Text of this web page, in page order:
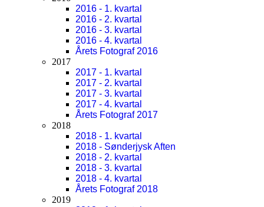
2016 - 1. kvartal
2016 - 2. kvartal
2016 - 3. kvartal
2016 - 4. kvartal
Årets Fotograf 2016
2017
2017 - 1. kvartal
2017 - 2. kvartal
2017 - 3. kvartal
2017 - 4. kvartal
Årets Fotograf 2017
2018
2018 - 1. kvartal
2018 - Sønderjysk Aften
2018 - 2. kvartal
2018 - 3. kvartal
2018 - 4. kvartal
Årets Fotograf 2018
2019